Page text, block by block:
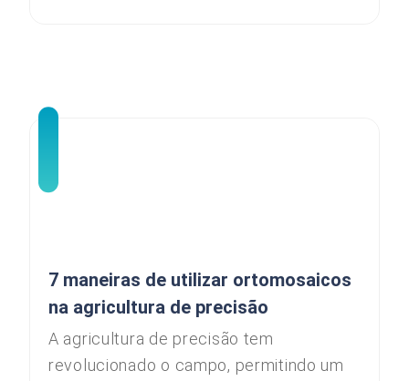
7 maneiras de utilizar ortomosaicos
na agricultura de precisão
A agricultura de precisão tem
revolucionado o campo, permitindo um